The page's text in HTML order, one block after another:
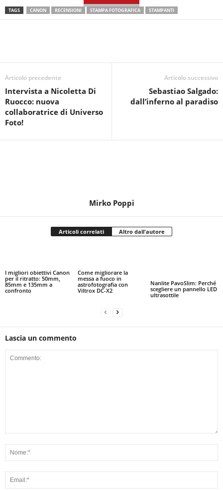
TAGS CANON RECENSIONI STAMPA FOTOGRAFICA STAMPANTI
Articolo precedente
Intervista a Nicoletta Di
Ruocco: nuova
collaboratrice di Universo
Foto!
Articolo successivo
Sebastiao Salgado:
dall’inferno al paradiso
Mirko Poppi
Articoli correlati Altro dall'autore
I migliori obiettivi Canon
per il ritratto: 50mm,
85mm e 135mm a
confronto
Come migliorare la
messa a fuoco in
astrofotografia con
Viltrox DC-X2
Nanlite PavoSlim: Perché
scegliere un pannello LED
ultrasottile
Lascia un commento